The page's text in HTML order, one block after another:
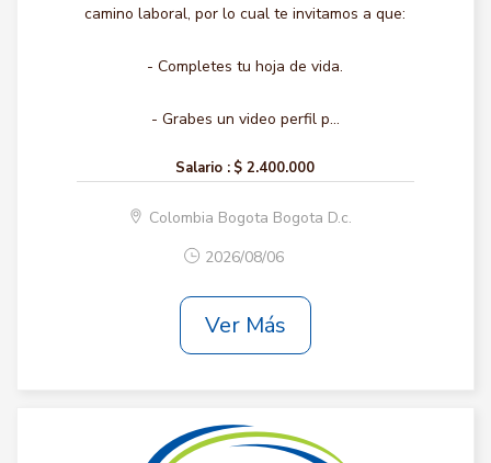
camino laboral, por lo cual te invitamos a que:
- Completes tu hoja de vida.
- Grabes un video perfil p...
Salario : $ 2.400.000
Colombia Bogota Bogota D.c.
2026/08/06
Ver Más